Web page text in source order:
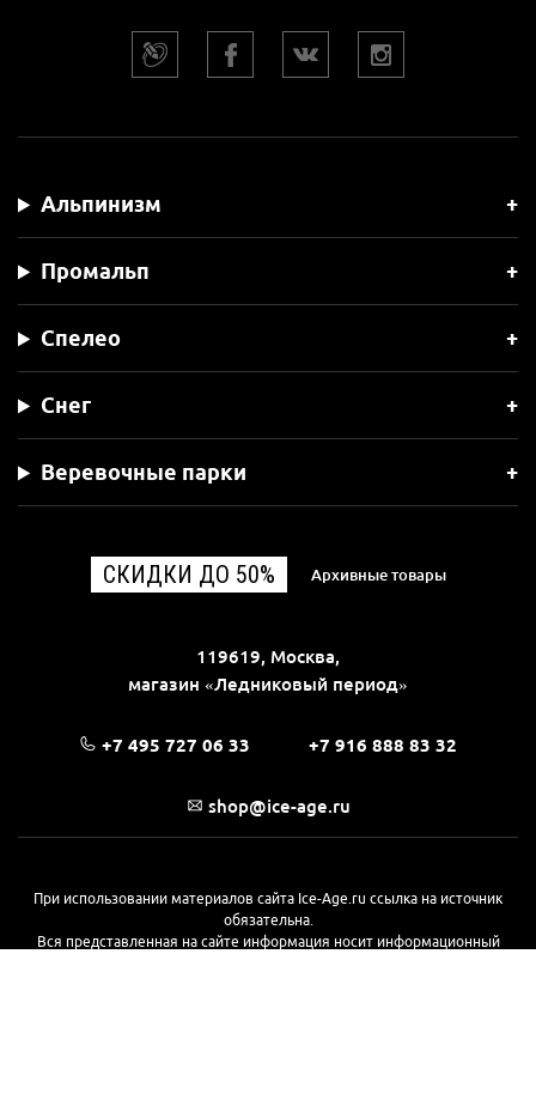
Альпинизм
Промальп
Спелео
Снег
Веревочные парки
СКИДКИ ДО 50% Архивные товары
119619, Москва,
магазин «Ледниковый период»
+7 495 727 06 33 +7 916 888 83 32
shop@ice-age.ru
При использовании материалов сайта Ice-Age.ru ссылка на источник
обязательна.
Вся представленная на сайте информация носит информационный